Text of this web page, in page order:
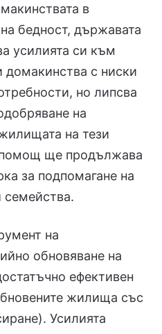
в
бедност, държавата
усилията си към
домакинства с ниски
но липсва
на
на тези
помощ ще продължава
за подпомагане на
семейства.
на
обновяване на
ефективен
жилища със
Усилията